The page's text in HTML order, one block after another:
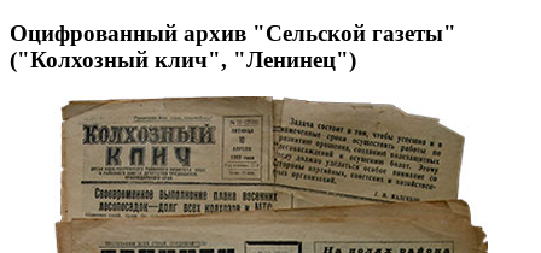
Оцифрованный архив "Сельской газеты"
("Колхозный клич", "Ленинец")